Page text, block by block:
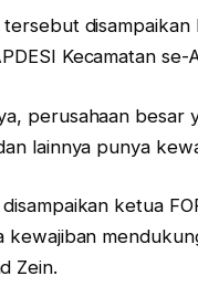
disampaikan
Kecamatan
perusahaan besar
lainnya punya
disampaikan ketua
kewajiban
Zein.